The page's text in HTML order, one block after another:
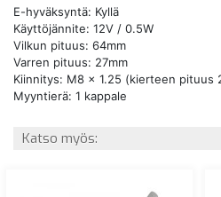
E-hyväksyntä: Kyllä
Käyttöjännite: 12V / 0.5W
Vilkun pituus: 64mm
Varren pituus: 27mm
Kiinnitys: M8 x 1.25 (kierteen pituus
Myyntierä: 1 kappale
Katso myös: